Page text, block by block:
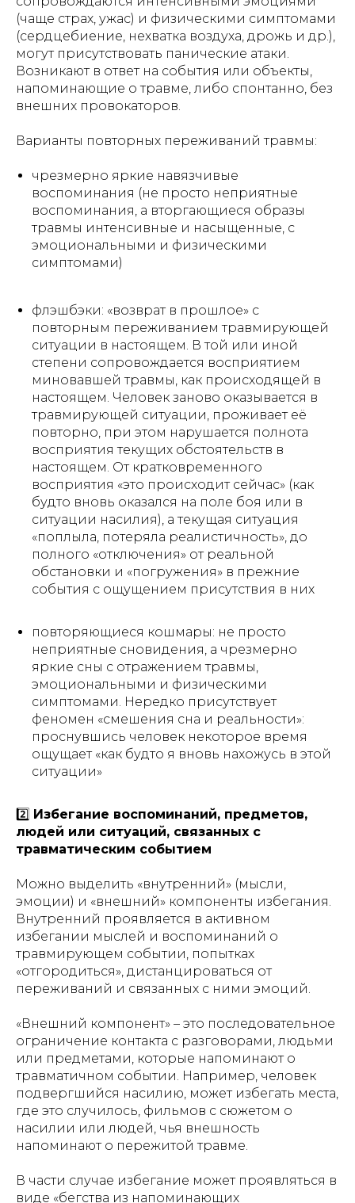
(чаще страх, ужас) и физическими симптомами
(сердцебиение, нехватка воздуха, дрожь и др.),
могут присутствовать панические атаки.
Возникают в ответ на события или объекты,
напоминающие о травме, либо спонтанно, без
внешних провокаторов.
Варианты повторных переживаний травмы:
чрезмерно яркие навязчивые
воспоминания (не просто неприятные
воспоминания, а вторгающиеся образы
травмы интенсивные и насыщенные, с
эмоциональными и физическими
симптомами)
флэшбэки: «возврат в прошлое» с
повторным переживанием травмирующей
ситуации в настоящем. В той или иной
степени сопровождается восприятием
миновавшей травмы, как происходящей в
настоящем. Человек заново оказывается в
травмирующей ситуации, проживает её
повторно, при этом нарушается полнота
восприятия текущих обстоятельств в
настоящем. От кратковременного
восприятия «это происходит сейчас» (как
будто вновь оказался на поле боя или в
ситуации насилия), а текущая ситуация
«поплыла, потеряла реалистичность», до
полного «отключения» от реальной
обстановки и «погружения» в прежние
события с ощущением присутствия в них
повторяющиеся кошмары: не просто
неприятные сновидения, а чрезмерно
яркие сны с отражением травмы,
эмоциональными и физическими
симптомами. Нередко присутствует
феномен «смешения сна и реальности»:
проснувшись человек некоторое время
ощущает «как будто я вновь нахожусь в этой
ситуации»
2️⃣ Избегание воспоминаний, предметов,
людей или ситуаций, связанных с
травматическим событием
Можно выделить «внутренний» (мысли,
эмоции) и «внешний» компоненты избегания.
Внутренний проявляется в активном
избегании мыслей и воспоминаний о
травмирующем событии, попытках
«отгородиться», дистанцироваться от
переживаний и связанных с ними эмоций.
«Внешний компонент» – это последовательное
ограничение контакта с разговорами, людьми
или предметами, которые напоминают о
травматичном событии. Например, человек
подвергшийся насилию, может избегать места,
где это случилось, фильмов с сюжетом о
насилии или людей, чья внешность
напоминают о пережитой травме.
В части случае избегание может проявляться в
виде «бегства из напоминающих